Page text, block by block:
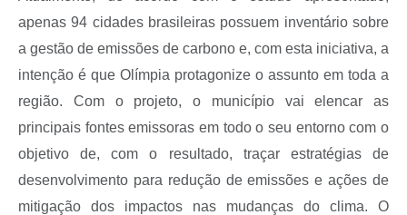
apenas 94 cidades brasileiras possuem inventário sobre
a gestão de emissões de carbono e, com esta iniciativa, a
intenção é que Olímpia protagonize o assunto em toda a
região. Com o projeto, o município vai elencar as
principais fontes emissoras em todo o seu entorno com o
objetivo de, com o resultado, traçar estratégias de
desenvolvimento para redução de emissões e ações de
mitigação dos impactos nas mudanças do clima. O